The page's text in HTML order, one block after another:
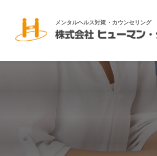
メンタルヘルス対策・カウンセリング